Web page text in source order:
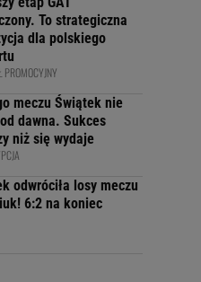
To strategiczna
dla polskiego
PROMOCYJNY
meczu Świątek nie
dawna. Sukces
niż się wydaje
odwróciła losy meczu
6:2 na koniec